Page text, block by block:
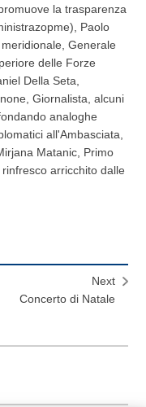
la trasparenza
Paolo
Generale
delle Forze
Della Seta,
Giornalista, alcuni
analoghe
all'Ambasciata,
Matanic, Primo
arricchito dalle
Next
Concerto di Natale